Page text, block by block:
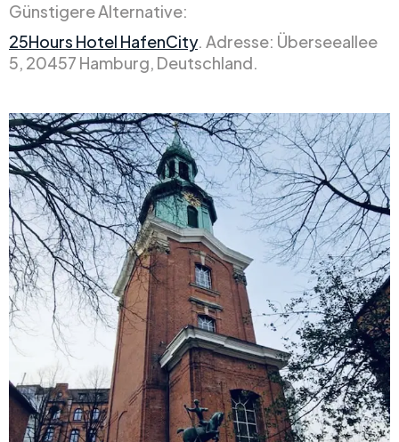
Günstigere Alternative:
25Hours Hotel HafenCity. Adresse: Überseeallee
5, 20457 Hamburg, Deutschland.